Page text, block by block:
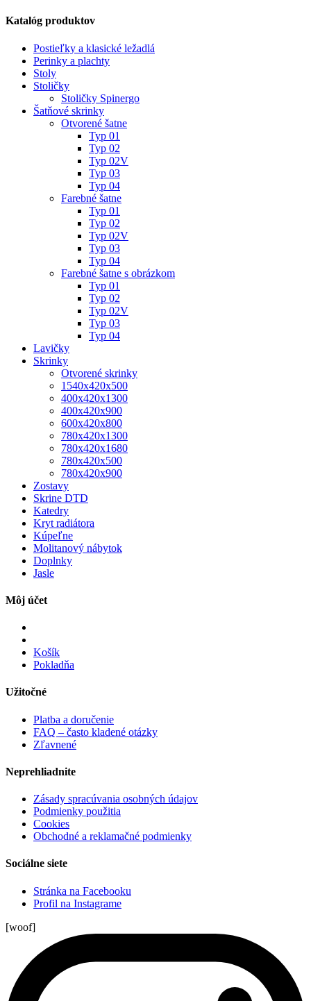
Katalóg produktov
Postieľky a klasické ležadlá
Perinky a plachty
Stoly
Stoličky
Stoličky Spinergo
Šatňové skrinky
Otvorené šatne
Typ 01
Typ 02
Typ 02V
Typ 03
Typ 04
Farebné šatne
Typ 01
Typ 02
Typ 02V
Typ 03
Typ 04
Farebné šatne s obrázkom
Typ 01
Typ 02
Typ 02V
Typ 03
Typ 04
Lavičky
Skrinky
Otvorené skrinky
1540x420x500
400x420x1300
400x420x900
600x420x800
780x420x1300
780x420x1680
780x420x500
780x420x900
Zostavy
Skrine DTD
Katedry
Kryt radiátora
Kúpeľne
Molitanový nábytok
Doplnky
Jasle
Môj účet
Košík
Pokladňa
Užitočné
Platba a doručenie
FAQ – často kladené otázky
Zľavnené
Neprehliadnite
Zásady spracúvania osobných údajov
Podmienky použitia
Cookies
Obchodné a reklamačné podmienky
Sociálne siete
Stránka na Facebooku
Profil na Instagrame
[woof]